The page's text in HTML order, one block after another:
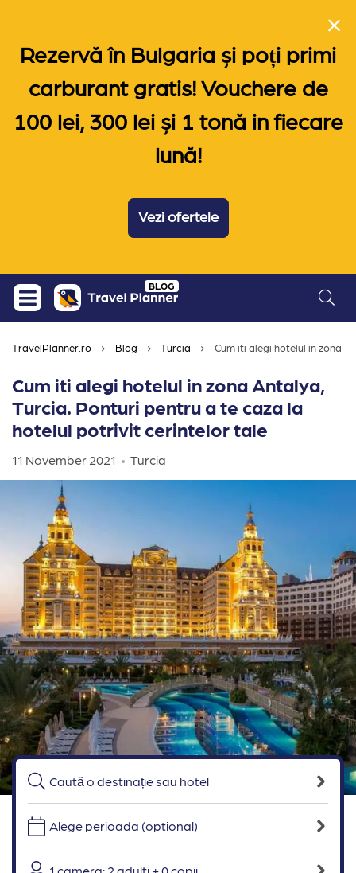
Rezervă în Bulgaria și poți primi
carburant gratis! Vouchere de
100 lei, 300 lei și 1 tonă in fiecare
lună!
Vezi ofertele
Skip
content
BLOG
TravelPlanner.ro Blog Turcia Cum iti alegi hotelul in zona
Cum iti alegi hotelul in zona Antalya,
Turcia. Ponturi pentru a te caza la
hotelul potrivit cerintelor tale
11 November 2021 Turcia
Alege perioada (optional)
1 camera: 2 adulti + 0 copii